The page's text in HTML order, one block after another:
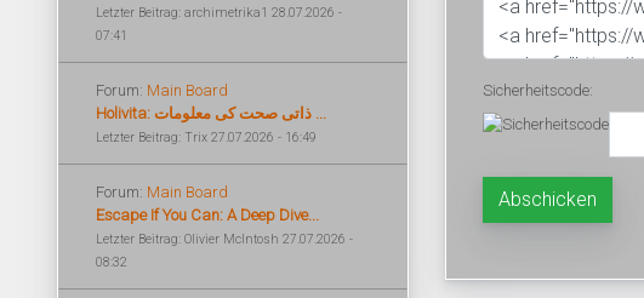
Letzter Beitrag: archimetrika1 28.07.2026 -
07:41
Forum: Main Board
Holivita: ذاتی صحت کی معلومات ...
Letzter Beitrag: Trix 27.07.2026 - 16:49
Forum: Main Board
Escape If You Can: A Deep Dive...
Letzter Beitrag: Olivier McIntosh 27.07.2026 -
08:32
Sicherheitscode: